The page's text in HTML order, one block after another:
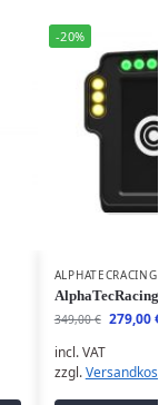
-20%
ALPHATECRACING
349,00€ 279,00
incl. VAT
zzgl.